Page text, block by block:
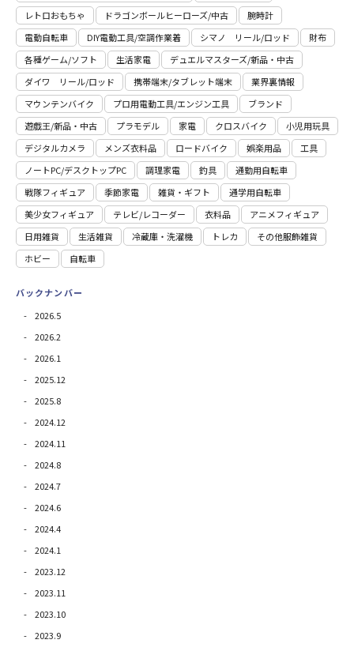
レトロおもちゃ
ドラゴンボールヒーローズ/中古
腕時計
電動自転車
DIY電動工具/空調作業着 シマノ リール/ロッド
財布
各種ゲーム/ソフト
生活家電
デュエルマスターズ/新品・中古
ダイワ リール/ロッド
携帯端末/タブレット端末
業界裏情報
マウンテンバイク
プロ用電動⼯具/エンジン⼯具
ブランド
遊戯王/新品・中古
プラモデル 家電 クロスバイク
小児用玩具
デジタルカメラ
メンズ衣料品 ロードバイク 娯楽用品
工具
ノートPC/デスクトップPC
調理家電 釣具
通勤用自転車
戦隊フィギュア
季節家電 雑貨・ギフト
通学用自転車
美少女フィギュア
テレビ/レコーダー 衣料品
アニメフィギュア
日用雑貨
⽣活雑貨 冷蔵庫・洗濯機 トレカ
その他服飾雑貨
ホビー
自転車
バックナンバー
2026.5
2026.2
2026.1
2025.12
2025.8
2024.12
2024.11
2024.8
2024.7
2024.6
2024.4
2024.1
2023.12
2023.11
2023.10
2023.9